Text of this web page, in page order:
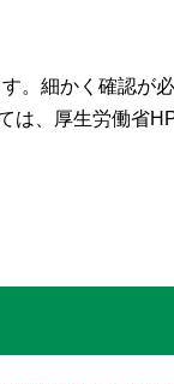
。細かく確認が
は、厚生労働省